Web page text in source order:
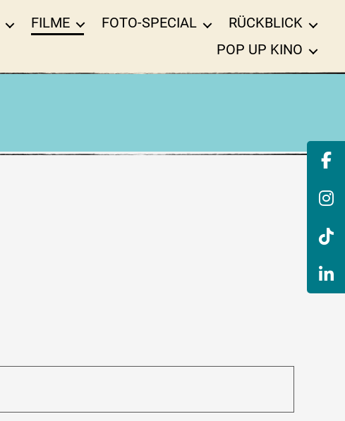
FILME FOTO-SPECIAL
RÜCKBLICK
POP UP KINO